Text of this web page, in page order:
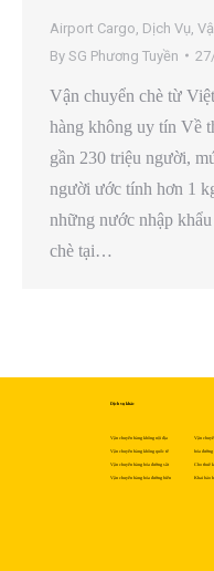
Airport Cargo Dịch Vụ
By SG Phương Tuyền
Vận chuyển chè từ
hàng không uy tín Về
gần 230 triệu người,
người ước tính hơn 1
những nước nhập
chè tại…
Dịch vụ khác
Vận chuyển hàng không nội địa
Vận chuyển hàng không quốc tế
Vận chuyển hàng hóa đường sắt
Vận chuyển hàng hóa đường biển
Vận
hóa đường
Cho thuê
Khai báo